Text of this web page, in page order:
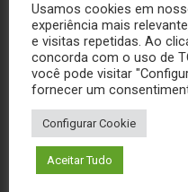
Usamos cookies em
experiência mais
e visitas repetidas. Ao
concorda com o uso de
você pode visitar
fornecer um
Configurar Cookie
Aceitar Tudo